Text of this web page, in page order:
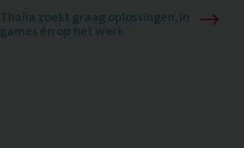
Thalia zoekt graag oplossingen, in
games én op het werk